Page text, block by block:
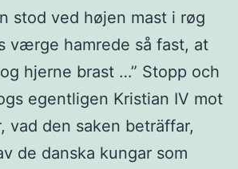
stod ved højen mast i røg
værge hamrede så fast, at
hjerne brast …” Stopp och
egentligen Kristian IV mot
vad den saken beträffar,
de danska kungar som